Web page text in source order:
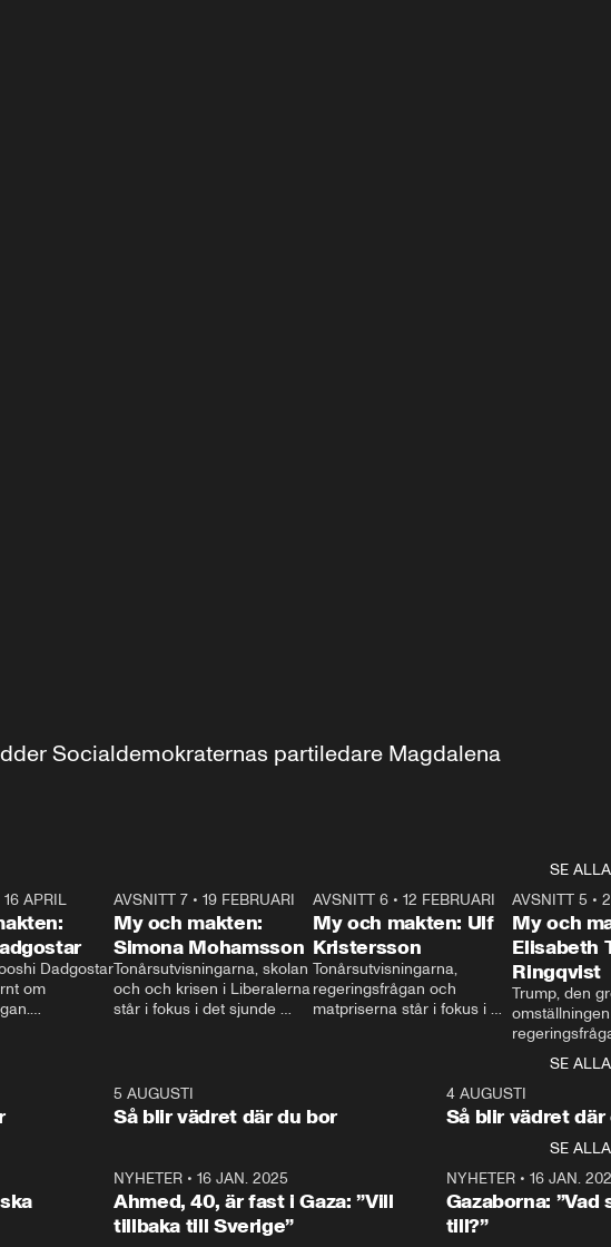
Socialdemokraternas partiledare Magdalena
SE ALLA
16 APRIL
Dadgostar
om
i val. Ska vi
vi förstås
24:30
AVSNITT 7• 19 FEBRUARI
My och makten:
Simona Mohamsson
Tonårsutvisningarna, skolan
och och krisen i Liberalerna
står i fokus i det sjunde
kommentator My
Rohwedder ställer
utbildnings- och
Mohamsson till svars.
27:30
AVSNITT 6 •12 FEBRUARI
My och makten: Ulf
Kristersson
Tonårsutvisningarna,
regeringsfrågan och
matpriserna står i fokus i
Rohwedder ställer
statsminister Ulf Kristersson
AVSNITT 5 •
My och
Elisabeth
Ringqvist
Trump, den
centrum i
avsnittet av
Makten”. Se
Aftonbladets
Rohwedder
Thand Ring
SE ALLA
5 AUGUSTI
Så blir vädret där du bor
4 AUGUSTI
Så blir vädret där
SE ALLA
NYHETER• 16 JAN. 2025
Ahmed, 40, är fast i Gaza: ”Vill
tillbaka till Sverige”
NYHETER• 16 JAN.
Gazaborna:
till?”